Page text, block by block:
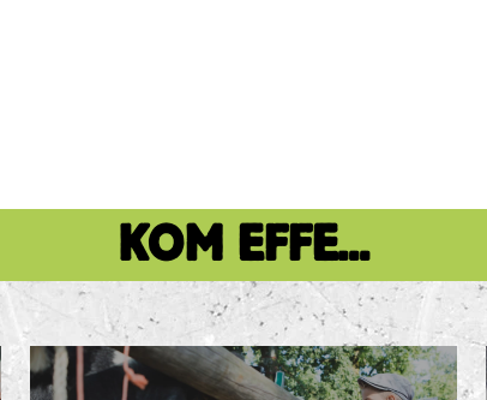
KOM EFFE...